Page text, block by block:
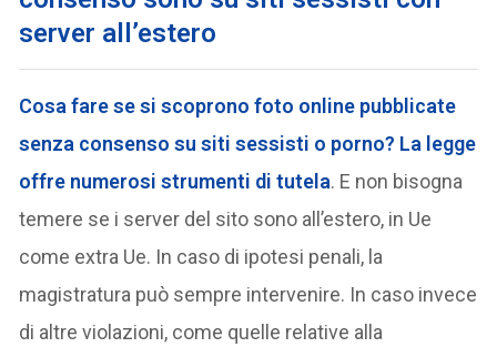
server all’estero
Cosa fare se si scoprono foto online pubblicate
senza consenso su siti sessisti o porno? La legge
offre numerosi strumenti di tutela. E non bisogna
temere se i server del sito sono all’estero, in Ue
come extra Ue. In caso di ipotesi penali, la
magistratura può sempre intervenire. In caso invece
di altre violazioni, come quelle relative alla